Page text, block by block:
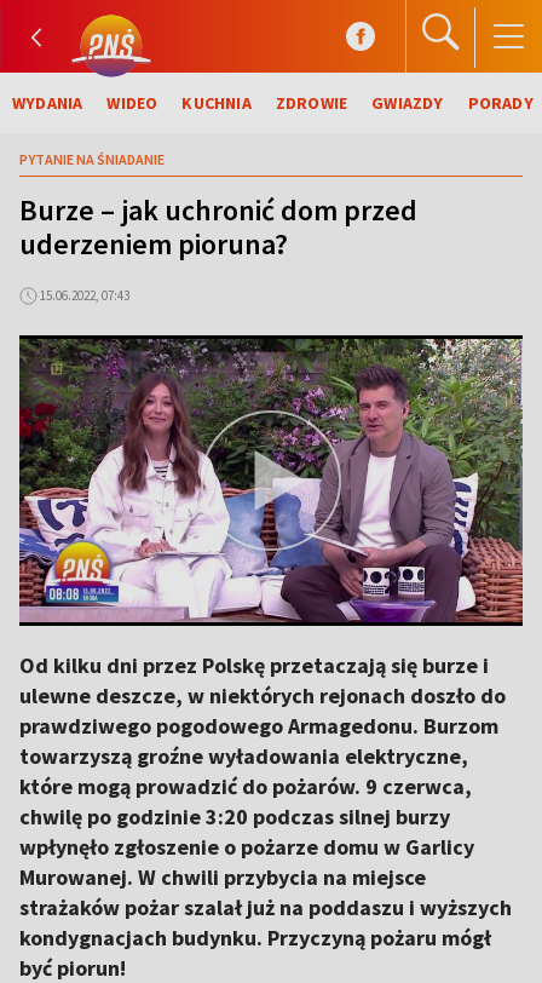
WYDANIA WIDEO KUCHNIA ZDROWIE GWIAZDY PORADY
PYTANIE NA ŚNIADANIE
Burze – jak uchronić dom przed
uderzeniem pioruna?
15.06.2022, 07:43
Od kilku dni przez Polskę przetaczają się burze i
ulewne deszcze, w niektórych rejonach doszło do
prawdziwego pogodowego Armagedonu. Burzom
towarzyszą groźne wyładowania elektryczne,
które mogą prowadzić do pożarów. 9 czerwca,
chwilę po godzinie 3:20 podczas silnej burzy
wpłynęło zgłoszenie o pożarze domu w Garlicy
Murowanej. W chwili przybycia na miejsce
strażaków pożar szalał już na poddaszu i wyższych
kondygnacjach budynku. Przyczyną pożaru mógł
być piorun!